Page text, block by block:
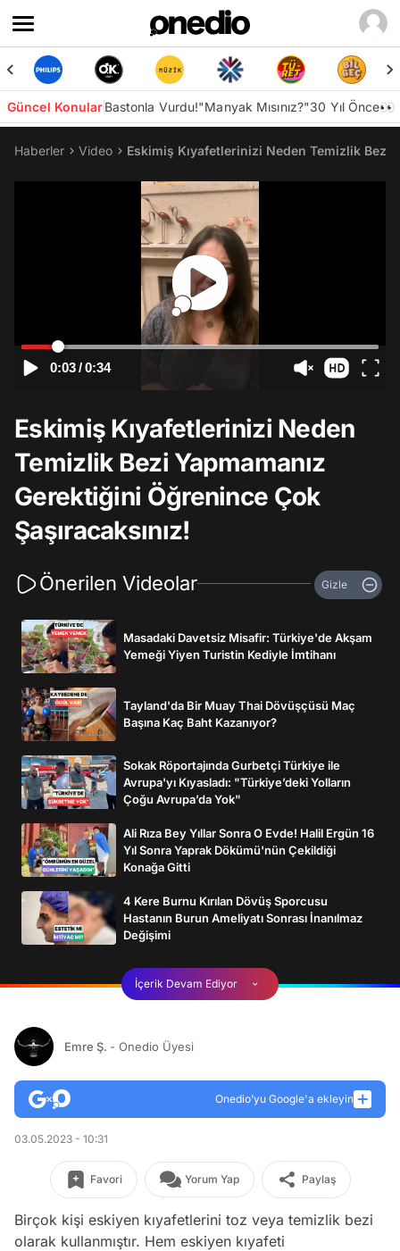
Güncel KonularBastonla Vurdu!"Manyak Mısınız?"30 Yıl Önce👀
Haberler Video Eskimiş Kıyafetlerinizi Neden Temizlik Bezi
0:03/0:34
Eskimiş Kıyafetlerinizi Neden
Temizlik Bezi Yapmamanız
Gerektiğini Öğrenince Çok
Şaşıracaksınız!
Önerilen Videolar Gizle
Masadaki Davetsiz Misafir: Türkiye'de Akşam
Yemeği Yiyen Turistin Kediyle İmtihanı
Tayland'da Bir Muay Thai Dövüşçüsü Maç
Başına Kaç Baht Kazanıyor?
Sokak Röportajında Gurbetçi Türkiye ile
Avrupa'yı Kıyasladı: "Türkiye’deki Yolların
Çoğu Avrupa’da Yok"
Ali Rıza Bey Yıllar Sonra O Evde! Halil Ergün 16
Yıl Sonra Yaprak Dökümü'nün Çekildiği
Konağa Gitti
4 Kere Burnu Kırılan Dövüş Sporcusu
Hastanın Burun Ameliyatı Sonrası İnanılmaz
Değişimi
İçerik Devam Ediyor
Emre Ş. - Onedio Üyesi
Onedio’yu Google'a ekleyin
03.05.2023 - 10:31
Favori Yorum Yap Paylaş
Birçok kişi eskiyen kıyafetlerini toz veya temizlik bezi
olarak kullanmıştır. Hem eskiyen kıyafeti